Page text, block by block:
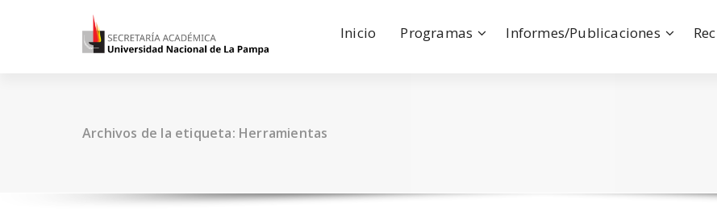
Inicio Programas Informes/Publicaciones
Archivos de la etiqueta: Herramientas